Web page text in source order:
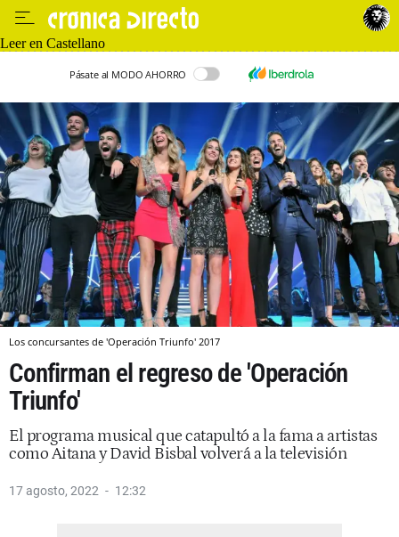
Leer en Castellano
Pásate al MODO AHORRO
Los concursantes de 'Operación Triunfo' 2017
Confirman el regreso de 'Operación
Triunfo'
El programa musical que catapultó a la fama a artistas
como Aitana y David Bisbal volverá a la televisión
17 agosto, 2022 12:32